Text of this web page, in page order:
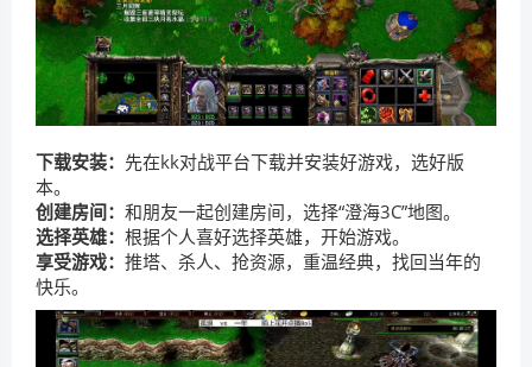
下载安装： 先在kk对战平台下载并安装好游戏，选好版
本。
创建房间： 和朋友一起创建房间，选择“澄海3C”地图。
选择英雄： 根据个人喜好选择英雄，开始游戏。
享受游戏： 推塔、杀人、抢资源，重温经典，找回当年的
快乐。